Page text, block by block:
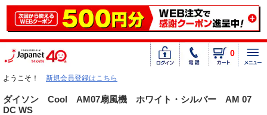
0
ようこそ！ 新規会員登録はこちら
ダイソン Cool AM07扇風機 ホワイト・シルバー AM 07
DC WS